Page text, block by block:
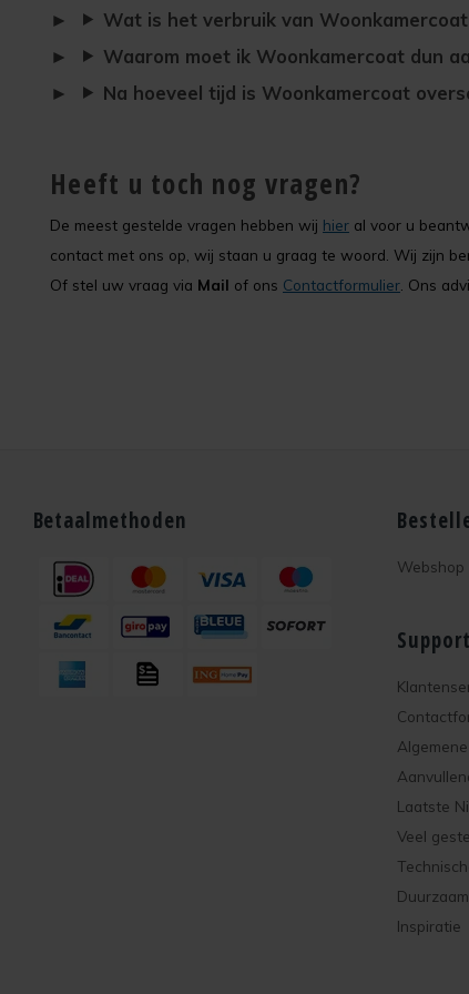
Wat is het verbruik van
Waarom moet ik Woonkamercoat dun
Na hoeveel tijd is Woonkamercoat
Heeft u toch nog vragen?
De meest gestelde vragen hebben wij hier al voor u
contact met ons op, wij staan u graag te woord. Wij zijn
Of stel uw vraag via Mail of ons Contactformulier . Ons
Betaalmethoden
Webshop
Support
Laatste
Veel
Inspiratie